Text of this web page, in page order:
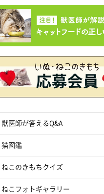
獣医師が答えるQ&A
猫図鑑
ねこのきもちクイズ
ねこフォトギャラリー